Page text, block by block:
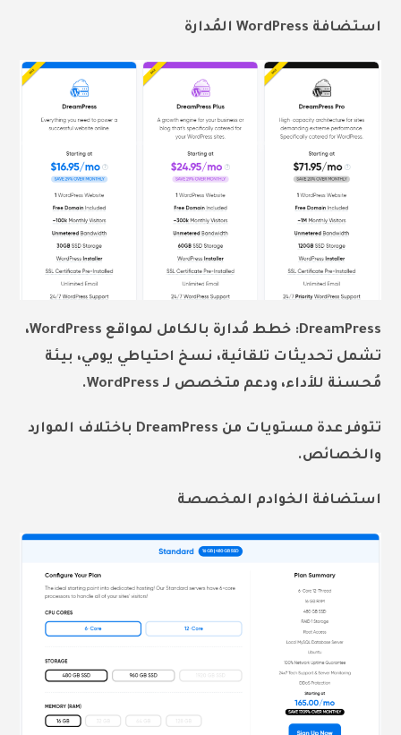
استضافة WordPress المُدارة
DreamPress: خطط مُدارة بالكامل لمواقع WordPress،
تشمل تحديثات تلقائية، نسخ احتياطي يومي، بيئة
مُحسنة للأداء، ودعم متخصص لـ WordPress.
تتوفر عدة مستويات من DreamPress باختلاف الموارد
والخصائص.
استضافة الخوادم المخصصة